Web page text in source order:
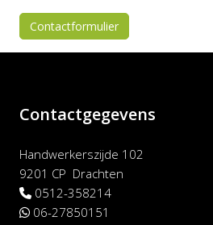
Contactformulier
Contactgegevens
Handwerkerszijde 102
9201 CP Drachten
0512-358214
06-27850151